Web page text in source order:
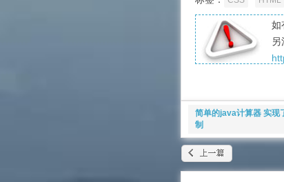
如
简单的java计算器 实现
制